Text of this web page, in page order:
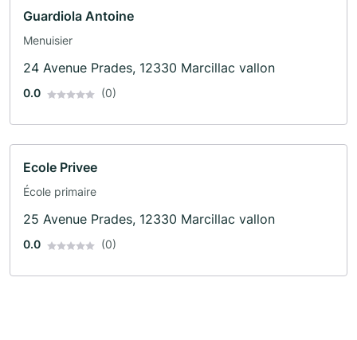
Guardiola Antoine
Menuisier
24 Avenue Prades, 12330 Marcillac vallon
0.0 (0)
Ecole Privee
École primaire
25 Avenue Prades, 12330 Marcillac vallon
0.0 (0)